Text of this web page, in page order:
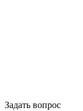
Задать вопрос